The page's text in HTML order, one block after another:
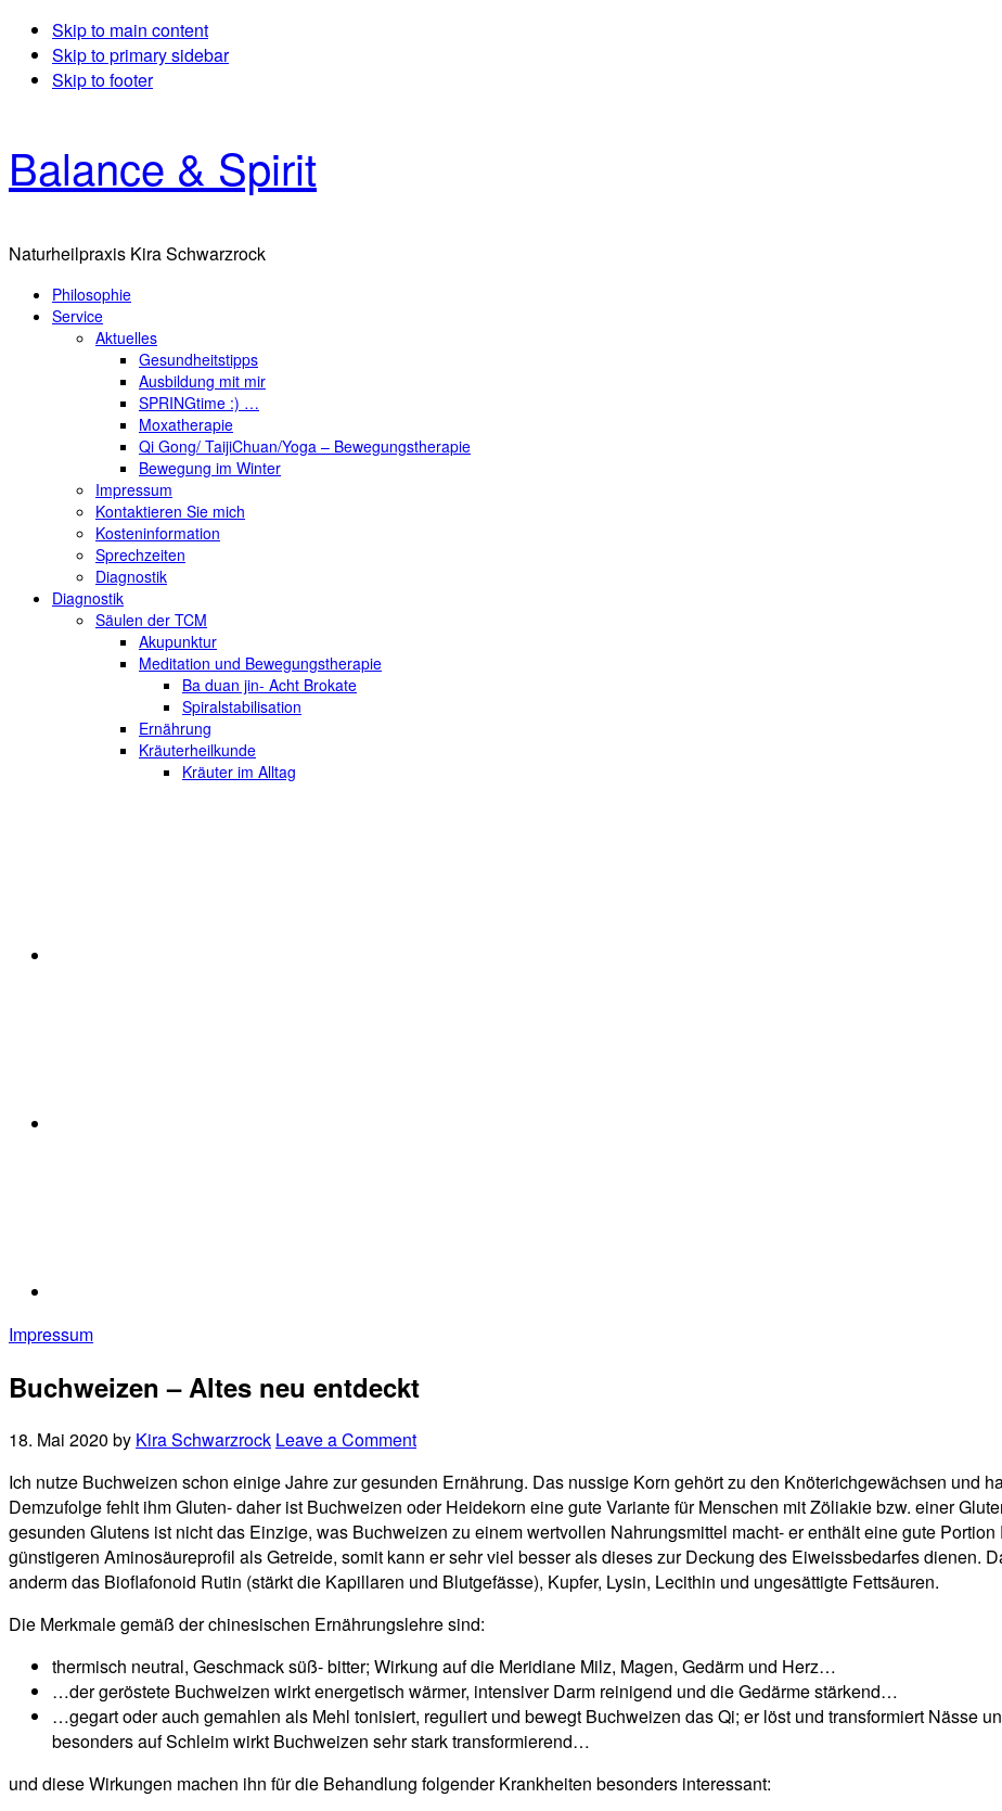
Skip to main content
Skip to primary sidebar
Skip to footer
Balance & Spirit
Naturheilpraxis Kira Schwarzrock
Philosophie
Service
Aktuelles
Gesundheitstipps
Ausbildung mit mir
SPRINGtime :) …
Moxatherapie
Qi Gong/ TaijiChuan/Yoga – Bewegungstherapie
Bewegung im Winter
Impressum
Kontaktieren Sie mich
Kosteninformation
Sprechzeiten
Diagnostik
Diagnostik
Säulen der TCM
Akupunktur
Meditation und Bewegungstherapie
Ba duan jin- Acht Brokate
Spiralstabilisation
Ernährung
Kräuterheilkunde
Kräuter im Alltag
Impressum
Buchweizen – Altes neu entdeckt
18. Mai 2020 by Kira Schwarzrock Leave a Comment
Ich nutze Buchweizen schon einige Jahre zur gesunden Ernährung. Das nussige Korn gehört zu den Knöterichgewächsen und
Demzufolge fehlt ihm Gluten- daher ist Buchweizen oder Heidekorn eine gute Variante für Menschen mit Zöliakie bzw. einer
gesunden Glutens ist nicht das Einzige, was Buchweizen zu einem wertvollen Nahrungsmittel macht- er enthält eine gute
günstigeren Aminosäureprofil als Getreide, somit kann er sehr viel besser als dieses zur Deckung des Eiweissbedarfes dienen.
anderm das Bioflafonoid Rutin (stärkt die Kapillaren und Blutgefässe), Kupfer, Lysin, Lecithin und ungesättigte Fettsäuren.
Die Merkmale gemäß der chinesischen Ernährungslehre sind:
thermisch neutral, Geschmack süß- bitter; Wirkung auf die Meridiane Milz, Magen, Gedärm und Herz…
…der geröstete Buchweizen wirkt energetisch wärmer, intensiver Darm reinigend und die Gedärme stärkend…
…gegart oder auch gemahlen als Mehl tonisiert, reguliert und bewegt Buchweizen das Qi; er löst und transformiert Nässe
besonders auf Schleim wirkt Buchweizen sehr stark transformierend…
und diese Wirkungen machen ihn für die Behandlung folgender Krankheiten besonders interessant: